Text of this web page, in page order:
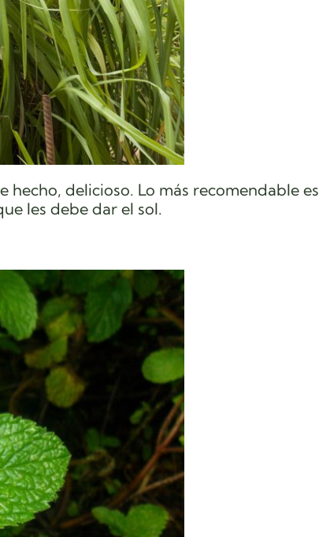
hecho, delicioso. Lo más recomendable es
les debe dar el sol.